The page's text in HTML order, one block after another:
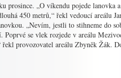
prosince. „O víkendu pojede lanovka
450 metrů,“ řekl vedoucí areálu
„Nevím, jestli to stihneme do
se vlek rozjede v areálu
provozovatel areálu Zbyněk Žák.